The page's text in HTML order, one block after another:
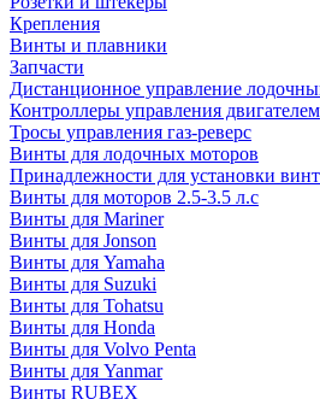
Крепления
Винты и плавники
Запчасти
Дистанционное управление
Контроллеры управления двигателем
Тросы управления газ-реверс
Винты для лодочных моторов
Принадлежности для установки
Винты для моторов 2.5-3.5 л.с
Винты для Mariner
Винты для Jonson
Винты для Yamaha
Винты для Suzuki
Винты для Tohatsu
Винты для Honda
Винты для Volvo Penta
Винты для Yanmar
Винты RUBEX